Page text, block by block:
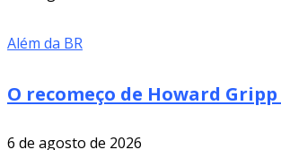
Além da BR
O recomeço de Howard
6 de agosto de 2026